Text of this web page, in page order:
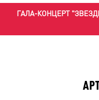
ГАЛА-КОНЦЕРТ